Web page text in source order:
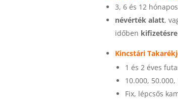
3, 6 és 12
névérték alatt,
időben
Kincstári
1 és 2 éves
10.000,
Fix, lépcsős